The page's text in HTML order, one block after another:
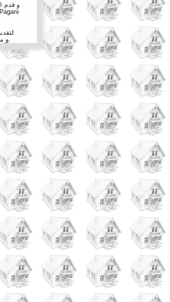
و قدم
نشاطات Ceglia Giovanni, تسجيلDomini, معلومات استيشارية, online و مشاورة للتسويق على الاقليم الايطالى, يستثملر فى شبكة العلومات لأنشاء و حمل الاعلانات التجارية للمشاريع, كل الايام, لأنشاء خدمات صالحة و أفضل دائما.